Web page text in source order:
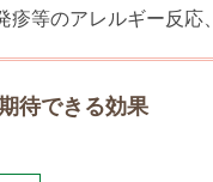
疹等のアレルギー反応
待できる効果